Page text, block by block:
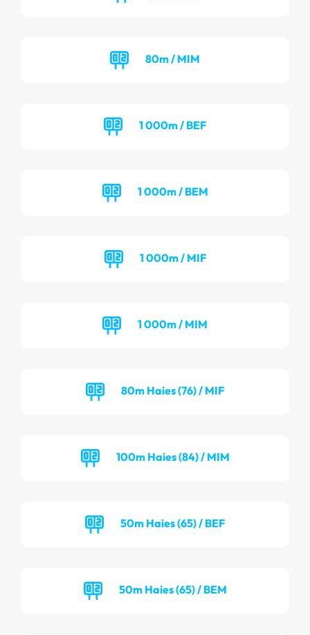
80m / MIM
1 000m / BEF
1 000m / BEM
1 000m / MIF
1 000m / MIM
80m Haies (76) / MIF
100m Haies (84) / MIM
50m Haies (65) / BEF
50m Haies (65) / BEM